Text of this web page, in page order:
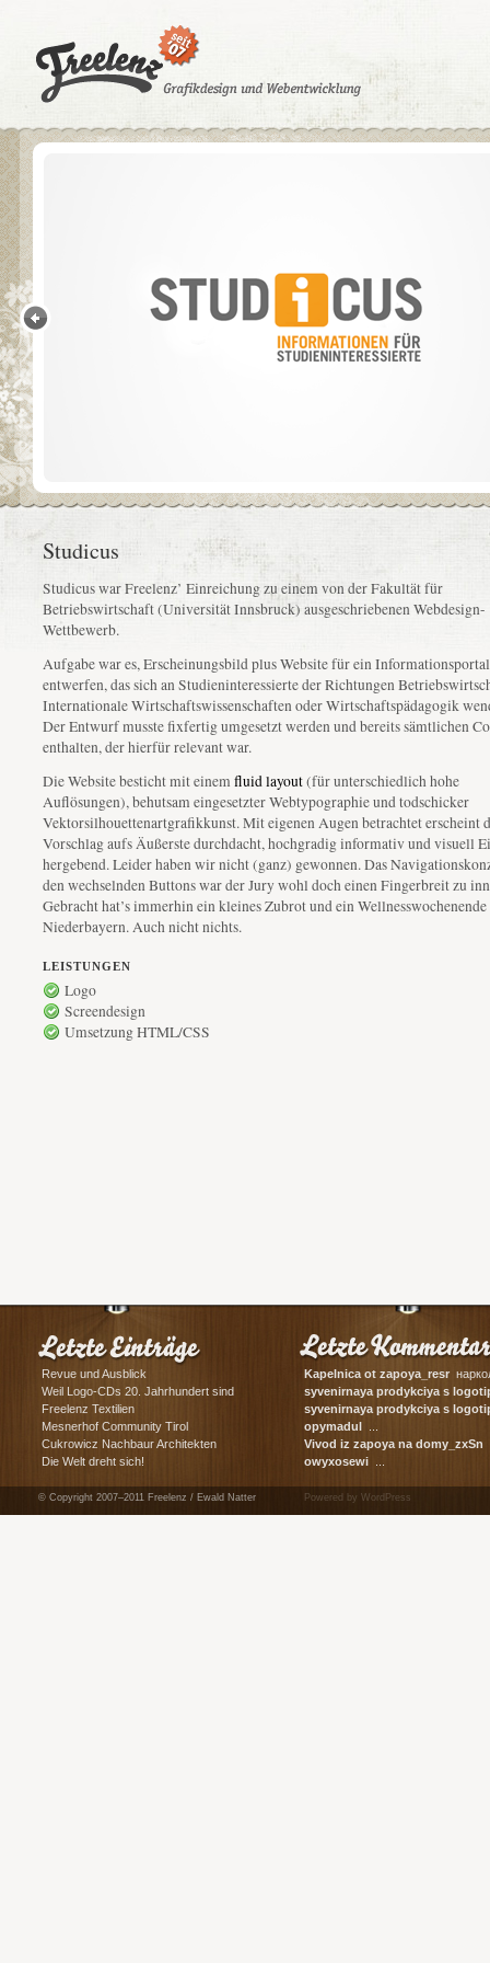
Studicus
Studicus war Freelenz’ Einreichung zu einem von der Fakultät für
Betriebswirtschaft (Universität Innsbruck) ausgeschriebenen Webdesign-
Wettbewerb.
Aufgabe war es, Erscheinungsbild plus Website für ein
entwerfen, das sich an Studieninteressierte der Richtungen
Internationale Wirtschaftswissenschaften oder Wirtschaftspädagogik
Der Entwurf musste fixfertig umgesetzt werden und bereits sämtlichen
enthalten, der hierfür relevant war.
Die Website besticht mit einem fluid layout(für unterschiedlich hohe
Auflösungen), behutsam eingesetzter Webtypographie und todschicker
Vektorsilhouettenartgrafikkunst. Mit eigenen Augen betrachtet erscheint
Vorschlag aufs Äußerste durchdacht, hochgradig informativ und visuell
hergebend. Leider haben wir nicht (ganz) gewonnen. Das
den wechselnden Buttons war der Jury wohl doch einen Fingerbreit zu
Gebracht hat’s immerhin ein kleines Zubrot und ein
Niederbayern. Auch nicht nichts.
LEISTUNGEN
Logo
Screendesign
Umsetzung HTML/CSS
Revue und Ausblick
Weil Logo-CDs 20. Jahrhundert sind
Freelenz Textilien
Mesnerhof Community Tirol
Cukrowicz Nachbaur Architekten
Die Welt dreht sich!
Kapelnica ot zapoya_resr
syvenirnaya prodykciya s
сувенирная ...
syvenirnaya prodykciya s
корпоративные ...
opymadul
Vivod iz zapoya na domy_zxSn
owyxosewi
© Copyright 2007–2011 Freelenz / Ewald Natter Powered by WordPress